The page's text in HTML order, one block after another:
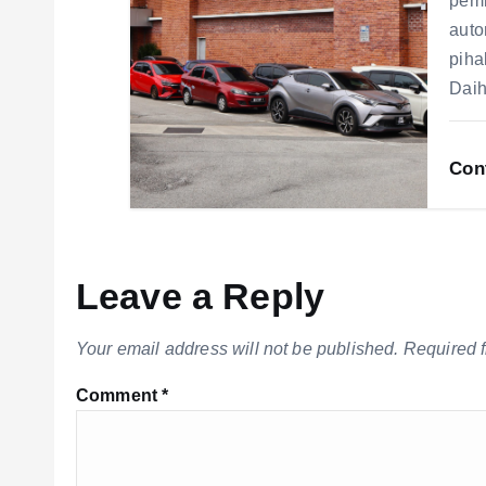
Leave a Reply
Your email address will not be published. Required
Comment*